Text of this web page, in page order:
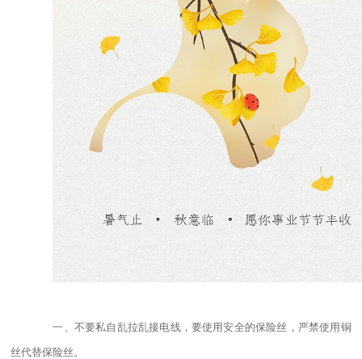
一、不要私自乱拉乱接电线，要使用安全的保险丝，严禁使用铜
丝代替保险丝。